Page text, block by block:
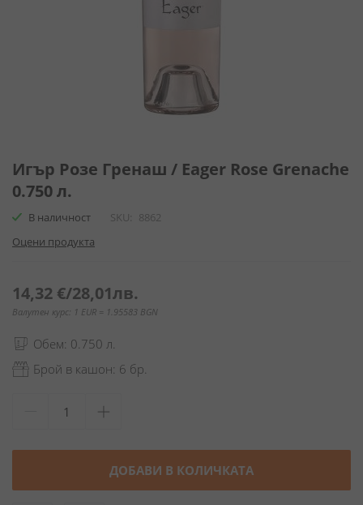
към
началото
на
галерия
снимки
Игър Розе Гренаш / Eager Rose Grenache
0.750 л.
В наличност SKU
8862
Оцени продукта
14,32 €/28,01лв.
Валутен курс: 1 EUR = 1.95583 BGN
Обем: 0.750 л.
Брой в кашон: 6 бр.
ДОБАВИ В КОЛИЧКАТА